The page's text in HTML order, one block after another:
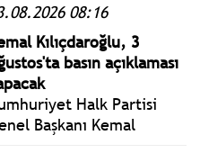
arttı, aylık %1,78
08:16
Kılıçdaroğlu, 3
basın açıklaması
Halk Partisi
Başkanı Kemal